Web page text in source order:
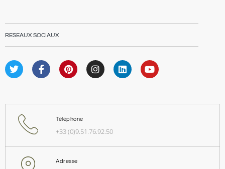
RESEAUX SOCIAUX
Téléphone
+33 (0)9.51.76.92.50
Adresse